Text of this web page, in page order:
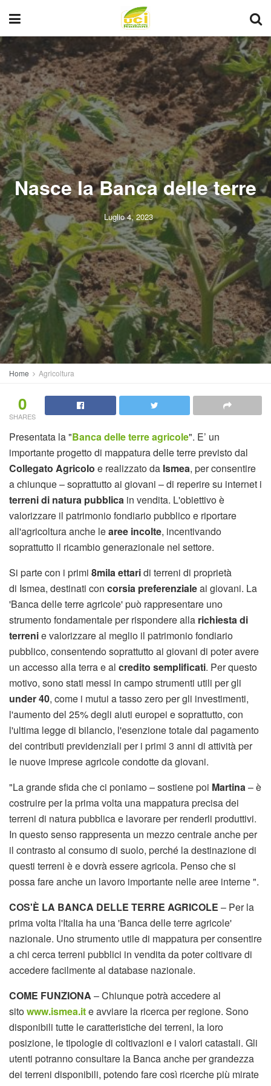
Nasce la Banca delle terre
Luglio 4, 2023
Home Agricoltura
0
SHARES
Presentata la "Banca delle terre agricole". E’ un
importante progetto di mappatura delle terre previsto dal
Collegato Agricolo e realizzato da Ismea, per consentire
a chiunque – soprattutto ai giovani – di reperire su internet i
terreni di natura pubblica in vendita. L'obiettivo è
valorizzare il patrimonio fondiario pubblico e riportare
all'agricoltura anche learee incolte, incentivando
soprattutto il ricambio generazionale nel settore.
Si parte con i primi 8mila ettaridi terreni di proprietà
di Ismea, destinati con corsia preferenzialeai giovani. La
'Banca delle terre agricole' può rappresentare uno
strumento fondamentale per rispondere alla richiesta di
terrenie valorizzare al meglio il patrimonio fondiario
pubblico, consentendo soprattutto ai giovani di poter avere
un accesso alla terra e al credito semplificati. Per questo
motivo, sono stati messi in campo strumenti utili per gli
under 40, come i mutui a tasso zero per gli investimenti,
l'aumento del 25% degli aiuti europei e soprattutto, con
l'ultima legge di bilancio, l'esenzione totale dal pagamento
dei contributi previdenziali per i primi 3 anni di attività per
le nuove imprese agricole condotte da giovani.
"La grande sfida che ci poniamo – sostiene poi Martina– è
costruire per la prima volta una mappatura precisa dei
terreni di natura pubblica e lavorare per renderli produttivi.
In questo senso rappresenta un mezzo centrale anche per
il contrasto al consumo di suolo, perché la destinazione di
questi terreni è e dovrà essere agricola. Penso che si
possa fare anche un lavoro importante nelle aree interne ".
COS'È LA BANCA DELLE TERRE AGRICOLE – Per la
prima volta l'Italia ha una 'Banca delle terre agricole'
nazionale. Uno strumento utile di mappatura per consentire
a chi cerca terreni pubblici in vendita da poter coltivare di
accedere facilmente al database nazionale.
COME FUNZIONA – Chiunque potrà accedere al
sitowww.ismea.ite avviare la ricerca per regione. Sono
disponibili tutte le caratteristiche dei terreni, la loro
posizione, le tipologie di coltivazioni e i valori catastali. Gli
utenti potranno consultare la Banca anche per grandezza
dei terreni disponibili, potendo fare così ricerche più mirate